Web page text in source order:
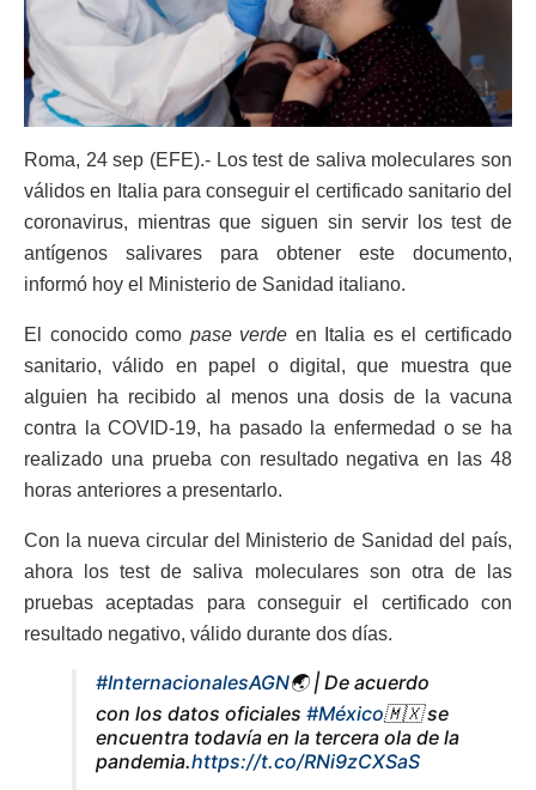
Roma, 24 sep (EFE).- Los test de saliva moleculares son
válidos en Italia para conseguir el certificado sanitario del
coronavirus, mientras que siguen sin servir los test de
antígenos salivares para obtener este documento,
informó hoy el Ministerio de Sanidad italiano.
El conocido como pase verde en Italia es el certificado
sanitario, válido en papel o digital, que muestra que
alguien ha recibido al menos una dosis de la vacuna
contra la COVID-19, ha pasado la enfermedad o se ha
realizado una prueba con resultado negativa en las 48
horas anteriores a presentarlo.
Con la nueva circular del Ministerio de Sanidad del país,
ahora los test de saliva moleculares son otra de las
pruebas aceptadas para conseguir el certificado con
resultado negativo, válido durante dos días.
#InternacionalesAGN🌏 | De acuerdo
con los datos oficiales #México🇲🇽 se
encuentra todavía en la tercera ola de la
pandemia.https://t.co/RNi9zCXSaS